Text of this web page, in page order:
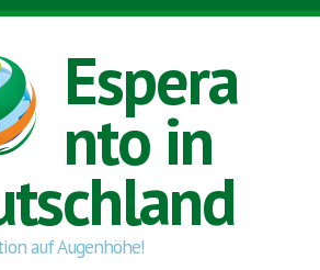
Espera
nto in
auf Augenhöhe!